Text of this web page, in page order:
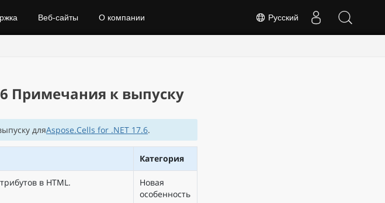
Русский
Веб‑сайты О компании
Примечания к выпуску
дляAspose.Cells for .NET 17.6.
Категория
в HTML.
Новая
особенность